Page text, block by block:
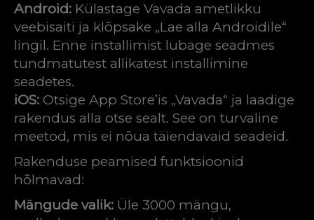
Android: Külastage Vavada ametlikku
veebisaiti ja klõpsake „Lae alla Androidile“
lingil. Enne installimist lubage seadmes
tundmatutest allikatest installimine
seadetes.
iOS: Otsige App Store’is „Vavada“ ja laadige
rakendus alla otse sealt. See on turvaline
meetod, mis ei nõua täiendavaid seadeid.
Rakenduse peamised funktsioonid
hõlmavad:
Mängude valik: Üle 3000 mängu,